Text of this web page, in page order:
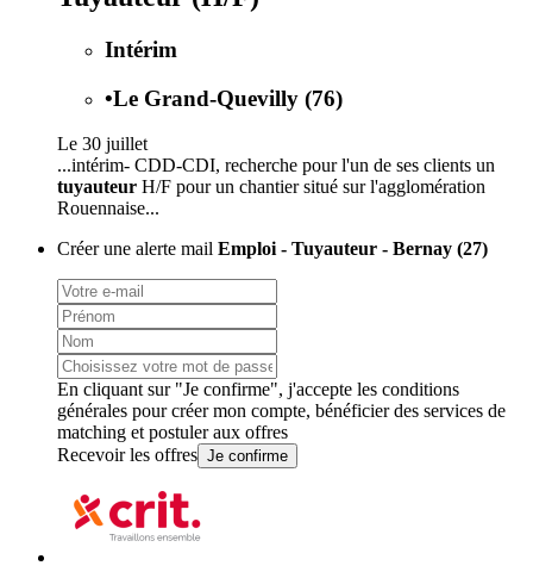
Intérim
•Le Grand-Quevilly (76)
Le 30 juillet
...intérim- CDD-CDI, recherche pour l'un de ses clients un
tuyauteur H/F pour un chantier situé sur l'agglomération
Rouennaise...
Créer une alerte mail Emploi - Tuyauteur - Bernay (27)
En cliquant sur "Je confirme", j'accepte les conditions
générales pour créer mon compte, bénéficier des services de
matching et postuler aux offres
Recevoir les offres Je confirme